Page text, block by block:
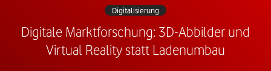
Digitalisierung
Digitale Marktforschung: 3D-Abbilder und
Virtual Reality statt Ladenumbau